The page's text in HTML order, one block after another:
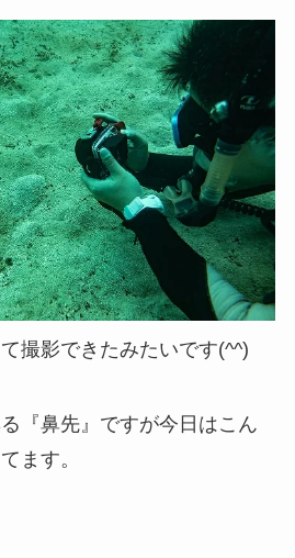
撮影できたみたいです(^^)
『鼻先』ですが今日はこん
ます。